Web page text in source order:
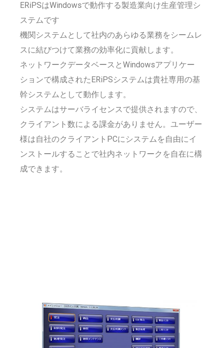
ERiPSはWindowsで動作する製造業向け生産管理シ
ステムです
機関システムとして社内のあらゆる業務をシームレ
スに結びつけて業務の効率化に貢献します。
ネットワークデータベースとWindowsアプリケー
ションで構成されたERiPSシステムは貴社専用の基
幹システムとして動作します。
システムはサーバライセンスで提供されますので、
クライアント数による課金がありません。ユーザー
様は自社のクライアントPCにシステムを自由にイ
ンストールすることで社内ネットワークを自在に構
成できます。